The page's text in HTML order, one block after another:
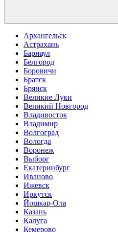
Архангельск
Астрахань
Барнаул
Белгород
Боровичи
Братск
Брянск
Великие Луки
Великий Новгород
Владивосток
Владимир
Волгоград
Вологда
Воронеж
Выборг
Екатеринбург
Иваново
Ижевск
Иркутск
Йошкар-Ола
Казань
Калуга
Кемерово